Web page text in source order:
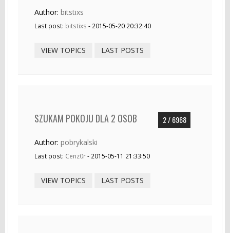
Author: bitstixs
Last post: bitstixs - 2015-05-20 20:32:40
VIEW TOPICS LAST POSTS
2 / 6968
SZUKAM POKOJU DLA 2 OSOB
Author: pobrykalski
Last post: Cenz0r- 2015-05-11 21:33:50
VIEW TOPICS LAST POSTS